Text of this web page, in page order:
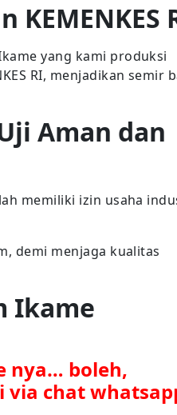
yang kami produksi
RI, menjadikan semir
Aman dan
memiliki izin usaha
demi menjaga kualitas
Ikame
nya… boleh,
via chat